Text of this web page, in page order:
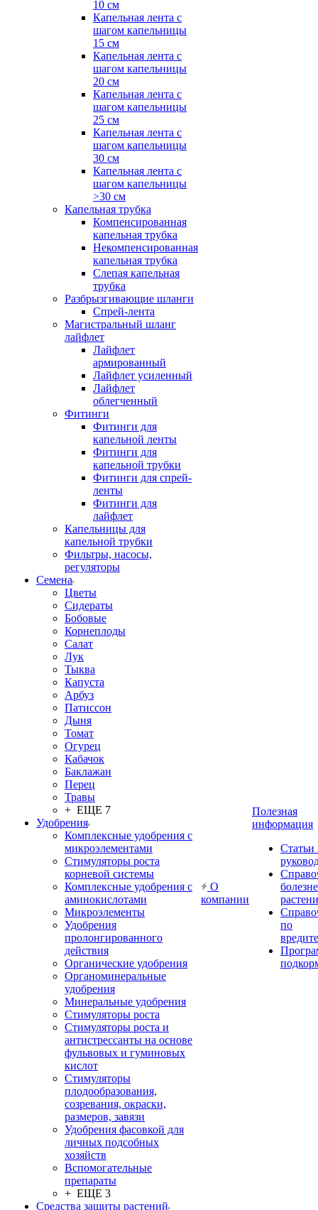
10 см
Капельная лента с
шагом капельницы
15 см
Капельная лента с
шагом капельницы
20 см
Капельная лента с
шагом капельницы
25 см
Капельная лента с
шагом капельницы
30 см
Капельная лента с
шагом капельницы
>30 см
Капельная трубка
Компенсированная
капельная трубка
Некомпенсированная
капельная трубка
Слепая капельная
трубка
Разбрызгивающие шланги
Спрей-лента
Магистральный шланг
лайфлет
Лайфлет
армированный
Лайфлет усиленный
Лайфлет
облегченный
Фитинги
Фитинги для
капельной ленты
Фитинги для
капельной трубки
Фитинги для спрей-
ленты
Фитинги для
лайфлет
Капельницы для
капельной трубки
Фильтры, насосы,
регуляторы
Семена
Цветы
Сидераты
Бобовые
Корнеплоды
Салат
Лук
Тыква
Капуста
Арбуз
Патиссон
Дыня
Томат
Огурец
Кабачок
Баклажан
Перец
Травы
+ ЕЩЕ 7
Удобрения
Комплексные удобрения с
микроэлементами
Стимуляторы роста
корневой системы
Комплексные удобрения с
аминокислотами
Микроэлементы
Удобрения
пролонгированного
действия
Органические удобрения
Органоминеральные
удобрения
Минеральные удобрения
Стимуляторы роста
Стимуляторы роста и
антистрессанты на основе
фульвовых и гуминовых
кислот
Стимуляторы
плодообразования,
созревания, окраски,
размеров, завязи
Удобрения фасовкой для
личных подсобных
хозяйств
Вспомогательные
препараты
+ ЕЩЕ 3
Средства защиты растений
О
компании
Полезная
информация
Статьи
по